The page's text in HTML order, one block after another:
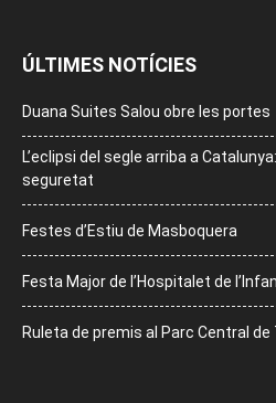
ÚLTIMES NOTÍCIES
Duana Suites Salou obre les portes
L’eclipsi del segle arriba a
seguretat
Festes d’Estiu de Masboquera
Festa Major de l’Hospitalet de
Ruleta de premis al Parc Central de